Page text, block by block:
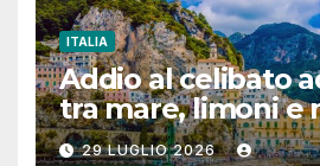
ITALIA
Addio al celibato
tra mare, limoni e
festa in Costiera
29 LUGLIO 2026